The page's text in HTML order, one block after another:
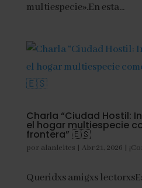
multiespecie».En esta...
Charla “Ciudad Hostil:
el hogar multiespecie
frontera” 🇪🇸
por alanleites | Abr 21, 2026 |
Queridxs amigxs